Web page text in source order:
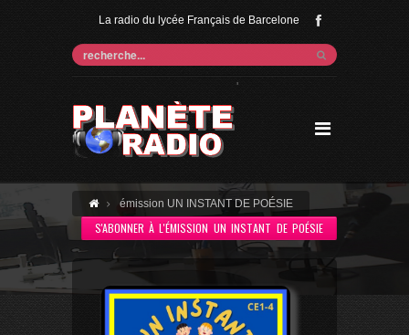
La radio du lycée Français de Barcelone
'
émission UN INSTANT DE POÉSIE
S'ABONNER À L'ÉMISSION UN INSTANT DE POÉSIE